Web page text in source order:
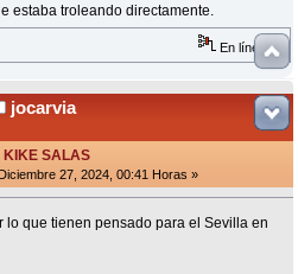
estaba troleando directamente.
En línea
jocarvia
KIKE SALAS
27, 2024, 00:41 Horas »
lo que tienen pensado para el Sevilla en